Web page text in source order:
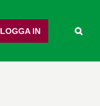
LOGGA IN